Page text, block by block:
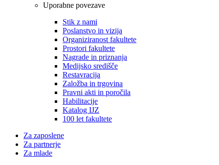
Uporabne povezave
Stik z nami
Poslanstvo in vizija
Organiziranost fakultete
Prostori fakultete
Nagrade in priznanja
Medijsko središče
Restavracija
Založba in trgovina
Pravni akti in poročila
Habilitacije
Katalog IJZ
100 let fakultete
Za zaposlene
Za partnerje
Za mlade